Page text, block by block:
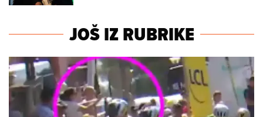
JOŠ IZ RUBRIKE